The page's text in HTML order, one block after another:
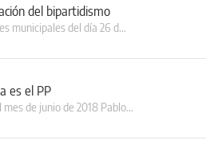
del bipartidismo
municipales del día 26 d…
es el PP
mes de junio de 2018 Pablo…